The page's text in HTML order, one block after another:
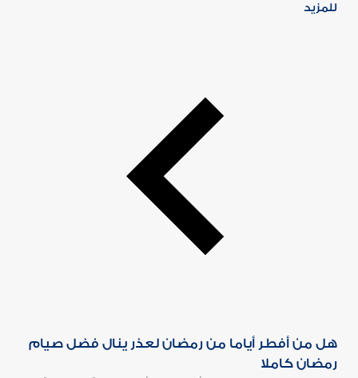
للمزيد
هل من أفطر أياما من رمضان لعذر ينال فضل صيام
رمضان كاملا